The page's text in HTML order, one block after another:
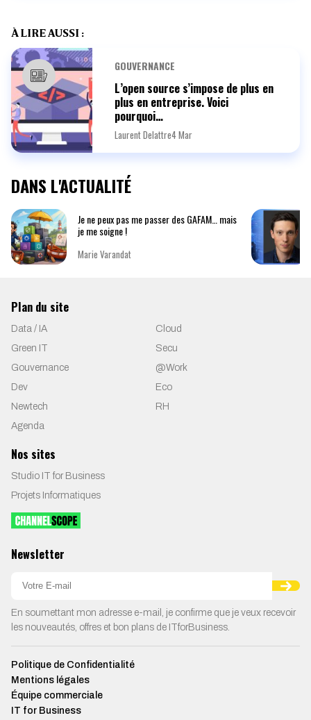
À LIRE AUSSI :
GOUVERNANCE
L’open source s’impose de plus en
plus en entreprise. Voici
pourquoi…
Laurent Delattre4 Mar
DANS L'ACTUALITÉ
Je ne peux pas me passer des GAFAM… mais
je me soigne !
Marie Varandat
Plan du site
Data / IA
Cloud
Green IT
Secu
Gouvernance
@Work
Dev
Eco
Newtech
RH
Agenda
Nos sites
Studio IT for Business
Projets Informatiques
Newsletter
En soumettant mon adresse e-mail, je confirme que je veux recevoir
les nouveautés, offres et bon plans de ITforBusiness.
Politique de Confidentialité
Mentions légales
Équipe commerciale
IT for Business